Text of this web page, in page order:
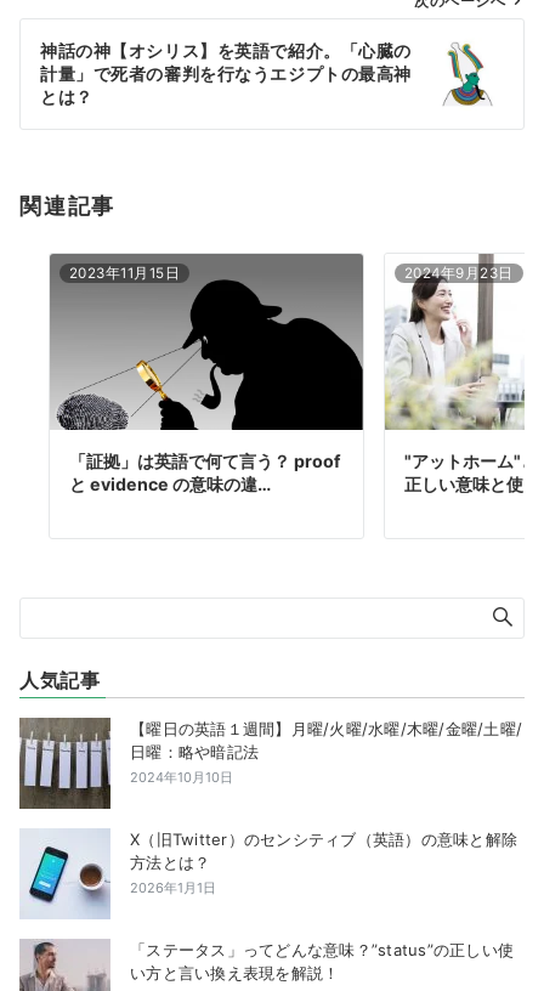
ン
神話の神【オシリス】を英語で紹介。「心臓の
計量」で死者の審判を行なうエジプトの最高神
とは？
関連記事
2023年11月15日
「証拠」は英語で何て言う？ proof
と evidence の意味の違…
2024年9月23日
"アットホーム"
正しい意味と使
人気記事
【曜日の英語１週間】月曜/火曜/水曜/木曜/金曜/土曜/
日曜：略や暗記法
2024年10月10日
X（旧Twitter）のセンシティブ（英語）の意味と解除
方法とは？
2026年1月1日
「ステータス」ってどんな意味？”status”の正しい使
い方と言い換え表現を解説！